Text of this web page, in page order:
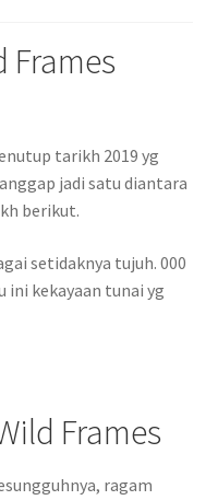
Frames
tarikh 2019 yg
jadi satu diantara
berikut.
setidaknya tujuh. 000
ini kekayaan tunai yg
Frames
ragam